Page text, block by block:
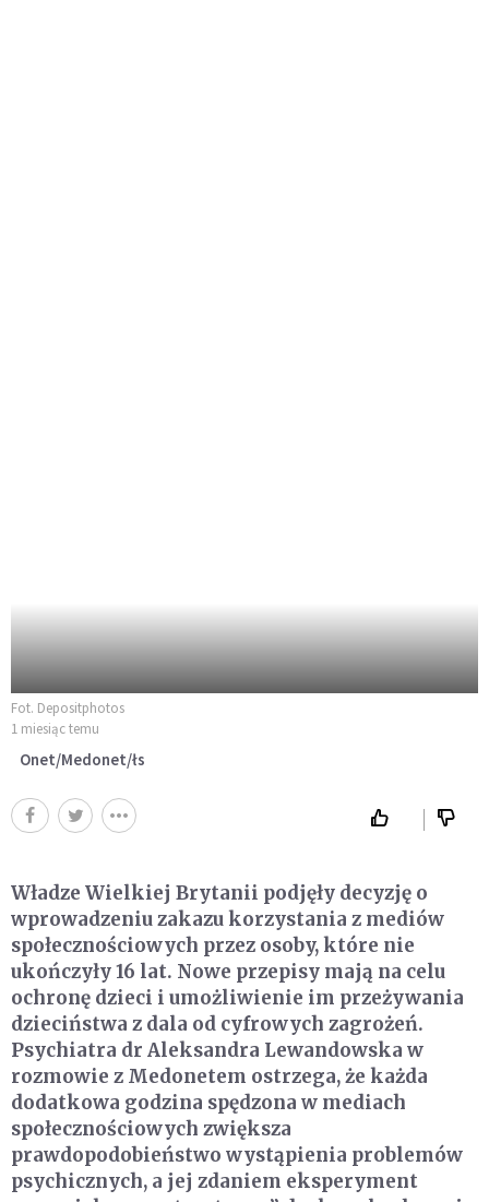
Fot. Depositphotos
1 miesiąc temu
Onet/Medonet/łs
Władze Wielkiej Brytanii podjęły decyzję o
wprowadzeniu zakazu korzystania z mediów
społecznościowych przez osoby, które nie
ukończyły 16 lat. Nowe przepisy mają na celu
ochronę dzieci i umożliwienie im przeżywania
dzieciństwa z dala od cyfrowych zagrożeń.
Psychiatra dr Aleksandra Lewandowska w
rozmowie z Medonetem ostrzega, że każda
dodatkowa godzina spędzona w mediach
społecznościowych zwiększa
prawdopodobieństwo wystąpienia problemów
psychicznych, a jej zdaniem eksperyment